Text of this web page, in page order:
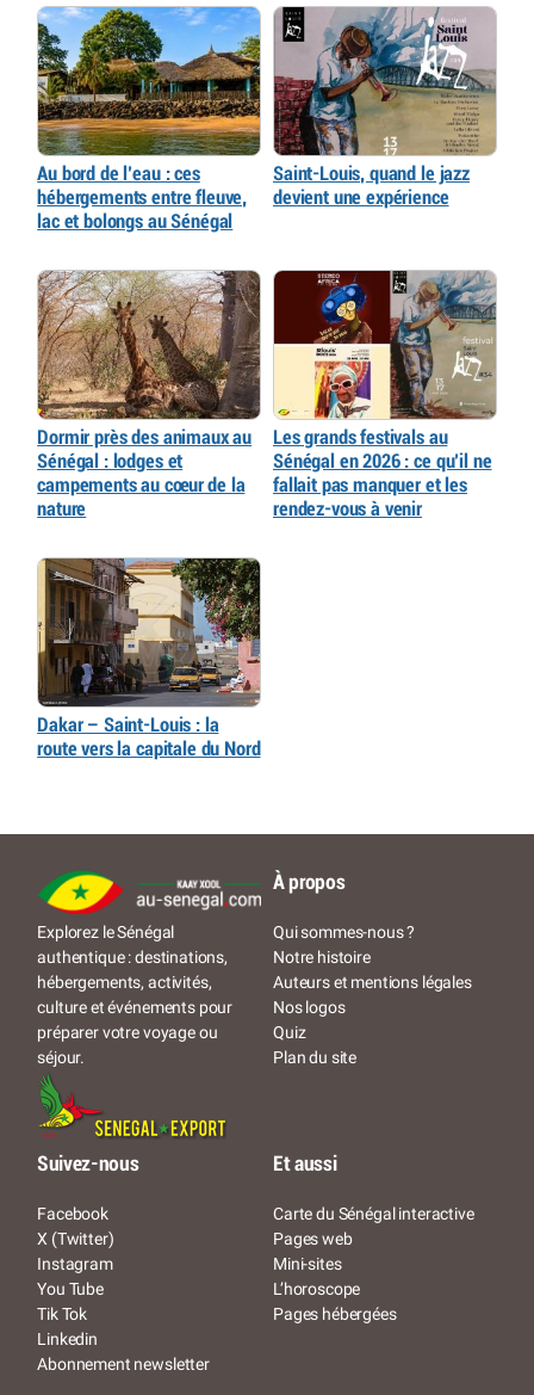
Au bord de l’eau : ces
hébergements entre fleuve,
lac et bolongs au Sénégal
Saint-Louis, quand le jazz
devient une expérience
Dormir près des animaux au
Sénégal : lodges et
campements au cœur de la
nature
Les grands festivals au
Sénégal en 2026 : ce qu’il ne
fallait pas manquer et les
rendez-vous à venir
Dakar – Saint-Louis : la
route vers la capitale du Nord
Explorez le Sénégal
authentique : destinations,
hébergements, activités,
culture et événements pour
préparer votre voyage ou
séjour.
À propos
Qui sommes-nous ?
Notre histoire
Auteurs et mentions légales
Nos logos
Quiz
Plan du site
Suivez-nous
Facebook
X (Twitter)
Instagram
You Tube
Tik Tok
Linkedin
Abonnement newsletter
Et aussi
Carte du Sénégal interactive
Pages web
Mini-sites
L’horoscope
Pages hébergées